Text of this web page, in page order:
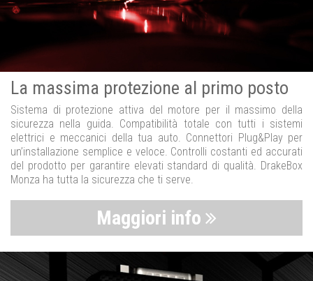
La massima protezione al primo posto
Sistema di protezione attiva del motore per il massimo della
sicurezza nella guida. Compatibilità totale con tutti i sistemi
elettrici e meccanici della tua auto. Connettori Plug&Play per
un’installazione semplice e veloce. Controlli costanti ed accurati
del prodotto per garantire elevati standard di qualità. DrakeBox
Monza ha tutta la sicurezza che ti serve.
Maggiori info